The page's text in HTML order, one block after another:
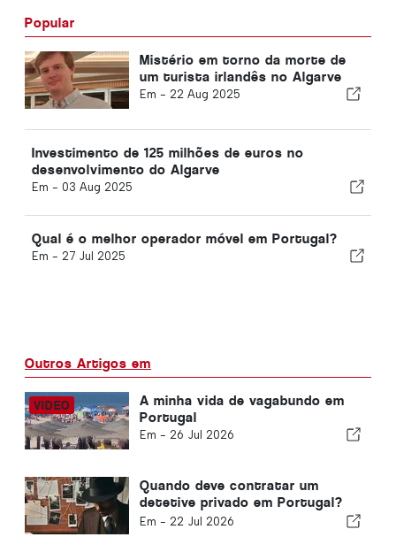
Popular
Mistério em torno da morte de
um turista irlandês no Algarve
Em - 22 Aug 2025
Investimento de 125 milhões de euros no
desenvolvimento do Algarve
Em - 03 Aug 2025
Qual é o melhor operador móvel em Portugal?
Em - 27 Jul 2025
Outros Artigos em
A minha vida de vagabundo em
Portugal
Em - 26 Jul 2026
Quando deve contratar um
detetive privado em Portugal?
Cinco situações em que
Em - 22 Jul 2026